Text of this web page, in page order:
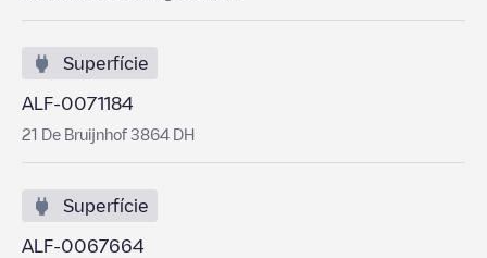
Superfície
ALF-0071184
21 De Bruijnhof 3864 DH
Superfície
ALF-0067664